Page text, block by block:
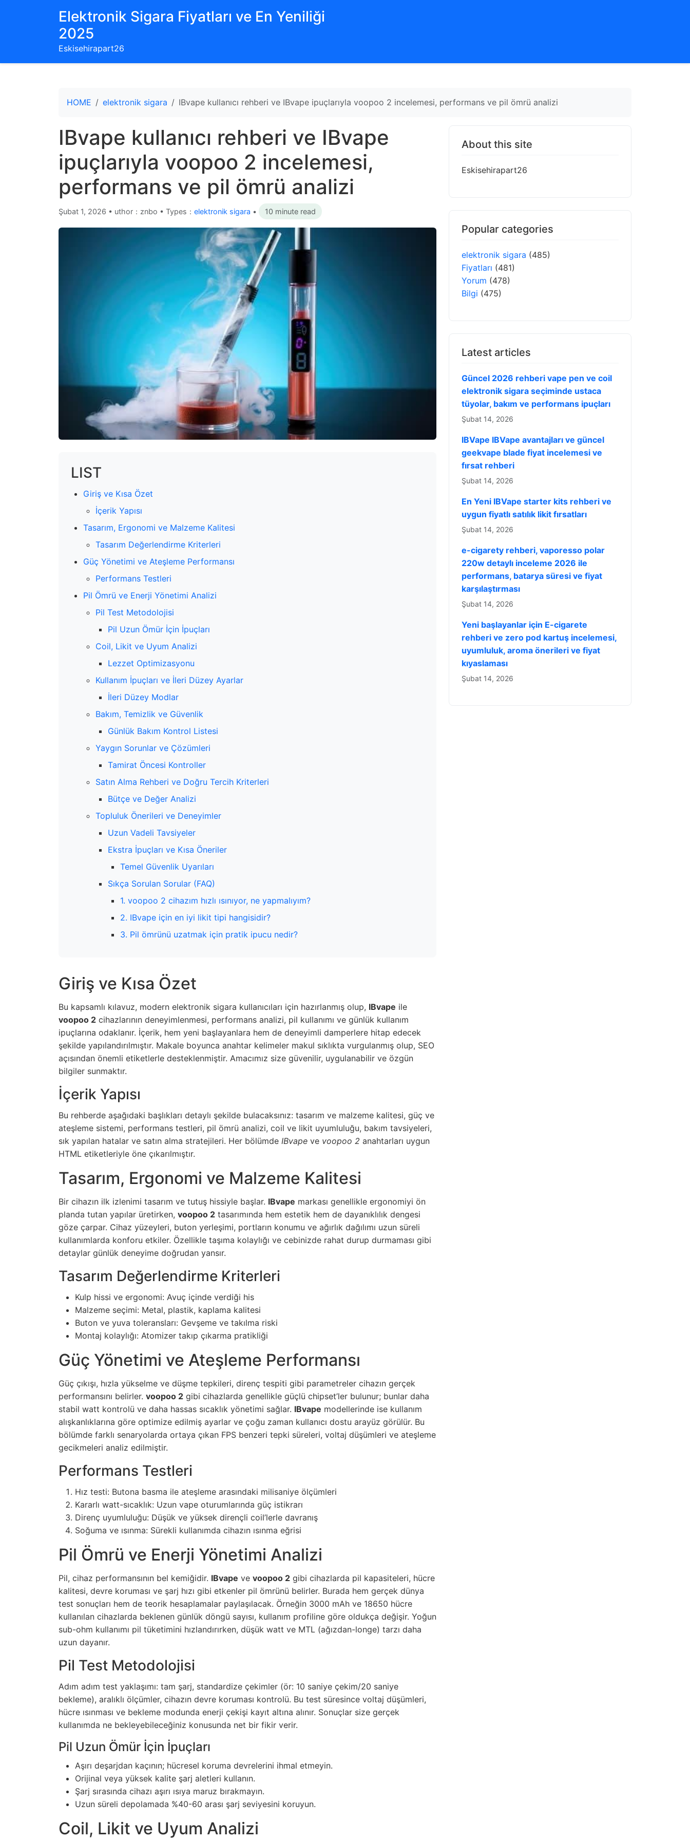
Elektronik Sigara Fiyatları ve En Yeniliği
2025
Eskisehirapart26
HOME elektronik sigara IBvape kullanıcı rehberi ve IBvape ipuçlarıyla voopoo 2 incelemesi, performans ve pil ömrü analizi
IBvape kullanıcı rehberi ve IBvape
ipuçlarıyla voopoo 2 incelemesi,
performans ve pil ömrü analizi
Şubat 1, 2026 • uthor：znbo • Types： elektronik sigara • 10 minute read
LIST
Giriş ve Kısa Özet
İçerik Yapısı
Tasarım, Ergonomi ve Malzeme Kalitesi
Tasarım Değerlendirme Kriterleri
Güç Yönetimi ve Ateşleme Performansı
Performans Testleri
Pil Ömrü ve Enerji Yönetimi Analizi
Pil Test Metodolojisi
Pil Uzun Ömür İçin İpuçları
Coil, Likit ve Uyum Analizi
Lezzet Optimizasyonu
Kullanım İpuçları ve İleri Düzey Ayarlar
İleri Düzey Modlar
Bakım, Temizlik ve Güvenlik
Günlük Bakım Kontrol Listesi
Yaygın Sorunlar ve Çözümleri
Tamirat Öncesi Kontroller
Satın Alma Rehberi ve Doğru Tercih Kriterleri
Bütçe ve Değer Analizi
Topluluk Önerileri ve Deneyimler
Uzun Vadeli Tavsiyeler
Ekstra İpuçları ve Kısa Öneriler
Temel Güvenlik Uyarıları
Sıkça Sorulan Sorular (FAQ)
1. voopoo 2 cihazım hızlı ısınıyor, ne yapmalıyım?
2. IBvape için en iyi likit tipi hangisidir?
3. Pil ömrünü uzatmak için pratik ipucu nedir?
Giriş ve Kısa Özet
Bu kapsamlı kılavuz, modern elektronik sigara kullanıcıları için hazırlanmış olup, IBvape ile
voopoo 2 cihazlarının deneyimlenmesi, performans analizi, pil kullanımı ve günlük kullanım
ipuçlarına odaklanır. İçerik, hem yeni başlayanlara hem de deneyimli damperlere hitap edecek
şekilde yapılandırılmıştır. Makale boyunca anahtar kelimeler makul sıklıkta vurgulanmış olup, SEO
açısından önemli etiketlerle desteklenmiştir. Amacımız size güvenilir, uygulanabilir ve özgün
bilgiler sunmaktır.
İçerik Yapısı
Bu rehberde aşağıdaki başlıkları detaylı şekilde bulacaksınız: tasarım ve malzeme kalitesi, güç ve
ateşleme sistemi, performans testleri, pil ömrü analizi, coil ve likit uyumluluğu, bakım tavsiyeleri,
sık yapılan hatalar ve satın alma stratejileri. Her bölümde IBvape ve voopoo 2 anahtarları uygun
HTML etiketleriyle öne çıkarılmıştır.
Tasarım, Ergonomi ve Malzeme Kalitesi
Bir cihazın ilk izlenimi tasarım ve tutuş hissiyle başlar. IBvape markası genellikle ergonomiyi ön
planda tutan yapılar üretirken, voopoo 2 tasarımında hem estetik hem de dayanıklılık dengesi
göze çarpar. Cihaz yüzeyleri, buton yerleşimi, portların konumu ve ağırlık dağılımı uzun süreli
kullanımlarda konforu etkiler. Özellikle taşıma kolaylığı ve cebinizde rahat durup durmaması gibi
detaylar günlük deneyime doğrudan yansır.
Tasarım Değerlendirme Kriterleri
Kulp hissi ve ergonomi: Avuç içinde verdiği his
Malzeme seçimi: Metal, plastik, kaplama kalitesi
Buton ve yuva toleransları: Gevşeme ve takılma riski
Montaj kolaylığı: Atomizer takıp çıkarma pratikliği
Güç Yönetimi ve Ateşleme Performansı
Güç çıkışı, hızla yükselme ve düşme tepkileri, direnç tespiti gibi parametreler cihazın gerçek
performansını belirler. voopoo 2 gibi cihazlarda genellikle güçlü chipset’ler bulunur; bunlar daha
stabil watt kontrolü ve daha hassas sıcaklık yönetimi sağlar. IBvape modellerinde ise kullanım
alışkanlıklarına göre optimize edilmiş ayarlar ve çoğu zaman kullanıcı dostu arayüz görülür. Bu
bölümde farklı senaryolarda ortaya çıkan FPS benzeri tepki süreleri, voltaj düşümleri ve ateşleme
gecikmeleri analiz edilmiştir.
Performans Testleri
Hız testi: Butona basma ile ateşleme arasındaki milisaniye ölçümleri
Kararlı watt-sıcaklık: Uzun vape oturumlarında güç istikrarı
Direnç uyumluluğu: Düşük ve yüksek dirençli coil’lerle davranış
Soğuma ve ısınma: Sürekli kullanımda cihazın ısınma eğrisi
Pil Ömrü ve Enerji Yönetimi Analizi
Pil, cihaz performansının bel kemiğidir. IBvape ve voopoo 2 gibi cihazlarda pil kapasiteleri, hücre
kalitesi, devre koruması ve şarj hızı gibi etkenler pil ömrünü belirler. Burada hem gerçek dünya
test sonuçları hem de teorik hesaplamalar paylaşılacak. Örneğin 3000 mAh ve 18650 hücre
kullanılan cihazlarda beklenen günlük döngü sayısı, kullanım profiline göre oldukça değişir. Yoğun
sub-ohm kullanımı pil tüketimini hızlandırırken, düşük watt ve MTL (ağızdan-longe) tarzı daha
uzun dayanır.
Pil Test Metodolojisi
Adım adım test yaklaşımı: tam şarj, standardize çekimler (ör: 10 saniye çekim/20 saniye
bekleme), aralıklı ölçümler, cihazın devre koruması kontrolü. Bu test süresince voltaj düşümleri,
hücre ısınması ve bekleme modunda enerji çekişi kayıt altına alınır. Sonuçlar size gerçek
kullanımda ne bekleyebileceğiniz konusunda net bir fikir verir.
Pil Uzun Ömür İçin İpuçları
Aşırı deşarjdan kaçının; hücresel koruma devrelerini ihmal etmeyin.
Orijinal veya yüksek kalite şarj aletleri kullanın.
Şarj sırasında cihazı aşırı ısıya maruz bırakmayın.
Uzun süreli depolamada %40-60 arası şarj seviyesini koruyun.
Coil, Likit ve Uyum Analizi
About this site
Eskisehirapart26
Popular categories
elektronik sigara (485)
Fiyatları (481)
Yorum (478)
Bilgi (475)
Latest articles
Güncel 2026 rehberi vape pen ve coil
elektronik sigara seçiminde ustaca
tüyolar, bakım ve performans ipuçları
Şubat 14, 2026
IBVape IBVape avantajları ve güncel
geekvape blade fiyat incelemesi ve
fırsat rehberi
Şubat 14, 2026
En Yeni IBVape starter kits rehberi ve
uygun fiyatlı satılık likit fırsatları
Şubat 14, 2026
e-cigarety rehberi, vaporesso polar
220w detaylı inceleme 2026 ile
performans, batarya süresi ve fiyat
karşılaştırması
Şubat 14, 2026
Yeni başlayanlar için E-cigarete
rehberi ve zero pod kartuş incelemesi,
uyumluluk, aroma önerileri ve fiyat
kıyaslaması
Şubat 14, 2026